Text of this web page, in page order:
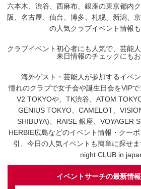
六本木、渋谷、西麻布、銀座の東京都内
阪、名古屋、仙台、博多、札幌、新潟、
の人気クラブイベント情報も
クラブイベント初心者にも人気で、芸能
来日情報のチェックにもお
海外ゲスト・芸能人が参加するイベ
憧れのクラブで女子会や誕生日会をVIPで
V2 TOKYOや、TK渋谷、ATOM
GENIUS TOKYO、CAMELOT、
SHIBUYA)、RAISE 銀座、VOYAGER
HERBIE広島などのイベント情報・クー
引、今日の人気イベントも簡単に探せ
night CLUB in
イベントサーチの最新情